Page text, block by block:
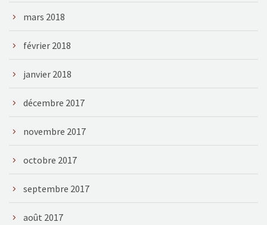
mars 2018
février 2018
janvier 2018
décembre 2017
novembre 2017
octobre 2017
septembre 2017
août 2017